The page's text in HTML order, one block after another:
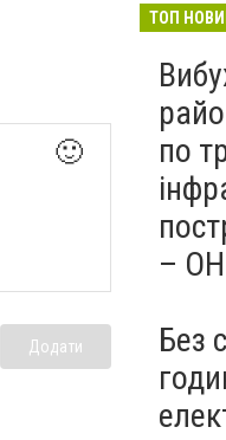
🙂
Додати
ТОП
по
–
Без